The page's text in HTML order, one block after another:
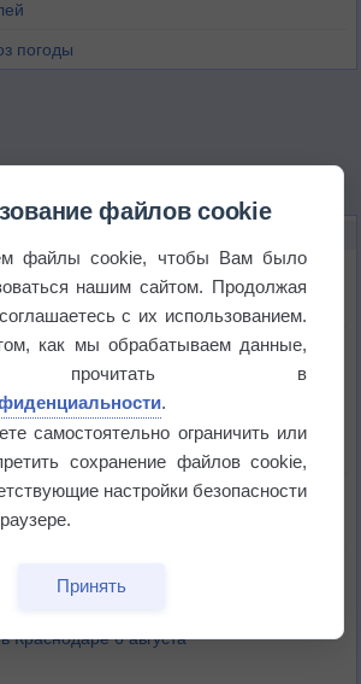
погоды
построит маршрут через тень
начала замерзать
обнаружены морские волны тепла
климата повлияло на ареал обитания
Краснодаре 6 августа
файлов cookie
файлы cookie, чтобы Вам было
нашим сайтом. Продолжая
с их использованием.
как мы обрабатываем данные,
прочитать в
.
самостоятельно ограничить или
сохранение файлов cookie,
настройки безопасности
Принять